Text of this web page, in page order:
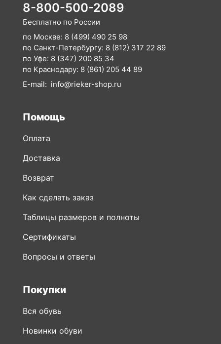
8-800-500-2089
Бесплатно по России
по Москве: 8 (499) 490 25 98
по Санкт-Петербургу: 8 (812) 317 22 89
по Уфе: 8 (347) 200 85 34
по Краснодару: 8 (861) 205 44 89
E-mail: info@rieker-shop.ru
Помощь
Оплата
Доставка
Возврат
Как сделать заказ
Таблицы размеров и полноты
Сертификаты
Вопросы и ответы
Покупки
Вся обувь
Новинки обуви